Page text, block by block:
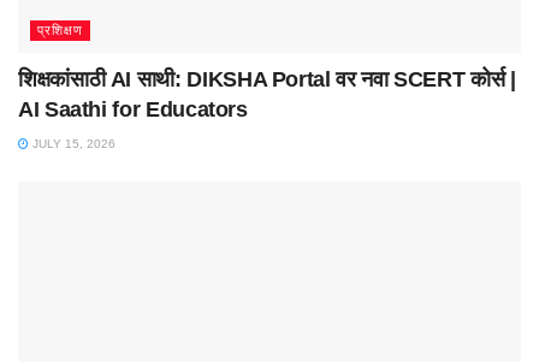
प्रशिक्षण
शिक्षकांसाठी AI साथी: DIKSHA Portal वर नवा SCERT कोर्स |
AI Saathi for Educators
JULY 15, 2026